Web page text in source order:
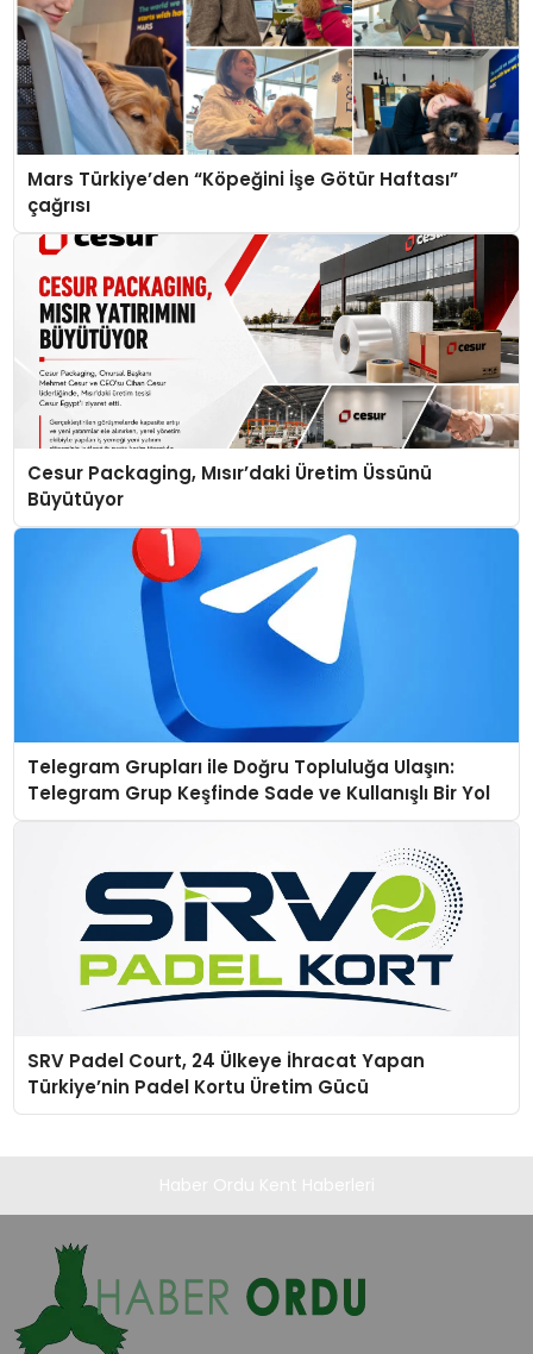
Mars Türkiye’den “Köpeğini İşe Götür Haftası”
çağrısı
Cesur Packaging, Mısır’daki Üretim Üssünü
Büyütüyor
Telegram Grupları ile Doğru Topluluğa Ulaşın:
Telegram Grup Keşfinde Sade ve Kullanışlı Bir Yol
SRV Padel Court, 24 Ülkeye İhracat Yapan
Türkiye’nin Padel Kortu Üretim Gücü